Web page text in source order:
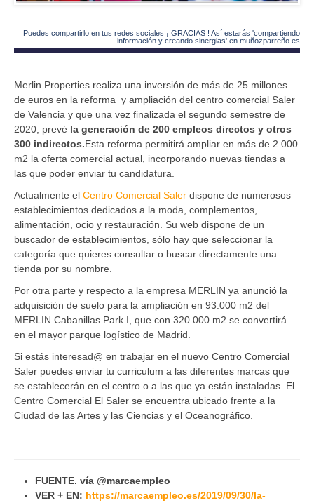
Puedes compartirlo en tus redes sociales ¡ GRACIAS ! Así estarás 'compartiendo
información y creando sinergias' en muñozparreño.es
Merlin Properties realiza una inversión de más de 25 millones
de euros en la reforma y ampliación del centro comercial Saler
de Valencia y que una vez finalizada el segundo semestre de
2020, prevé la generación de 200 empleos directos y otros
300 indirectos.Esta reforma permitirá ampliar en más de 2.000
m2 la oferta comercial actual, incorporando nuevas tiendas a
las que poder enviar tu candidatura.
Actualmente el Centro Comercial Saler dispone de numerosos
establecimientos dedicados a la moda, complementos,
alimentación, ocio y restauración. Su web dispone de un
buscador de establecimientos, sólo hay que seleccionar la
categoría que quieres consultar o buscar directamente una
tienda por su nombre.
Por otra parte y respecto a la empresa MERLIN ya anunció la
adquisición de suelo para la ampliación en 93.000 m2 del
MERLIN Cabanillas Park I, que con 320.000 m2 se convertirá
en el mayor parque logístico de Madrid.
Si estás interesad@ en trabajar en el nuevo Centro Comercial
Saler puedes enviar tu curriculum a las diferentes marcas que
se establecerán en el centro o a las que ya están instaladas. El
Centro Comercial El Saler se encuentra ubicado frente a la
Ciudad de las Artes y las Ciencias y el Oceanográfico.
FUENTE. vía @marcaempleo
VER + EN: https://marcaempleo.es/2019/09/30/la-